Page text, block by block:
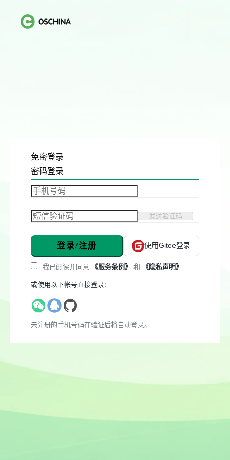
免密登录
密码登录
发送验证码
登录/注册 使用Gitee登录
我已阅读并同意 《服务条例》 和 《隐私声明》
或使用以下帐号直接登录:
未注册的手机号码在验证后将自动登录。